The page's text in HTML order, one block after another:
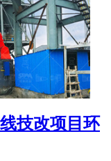
技改项目环